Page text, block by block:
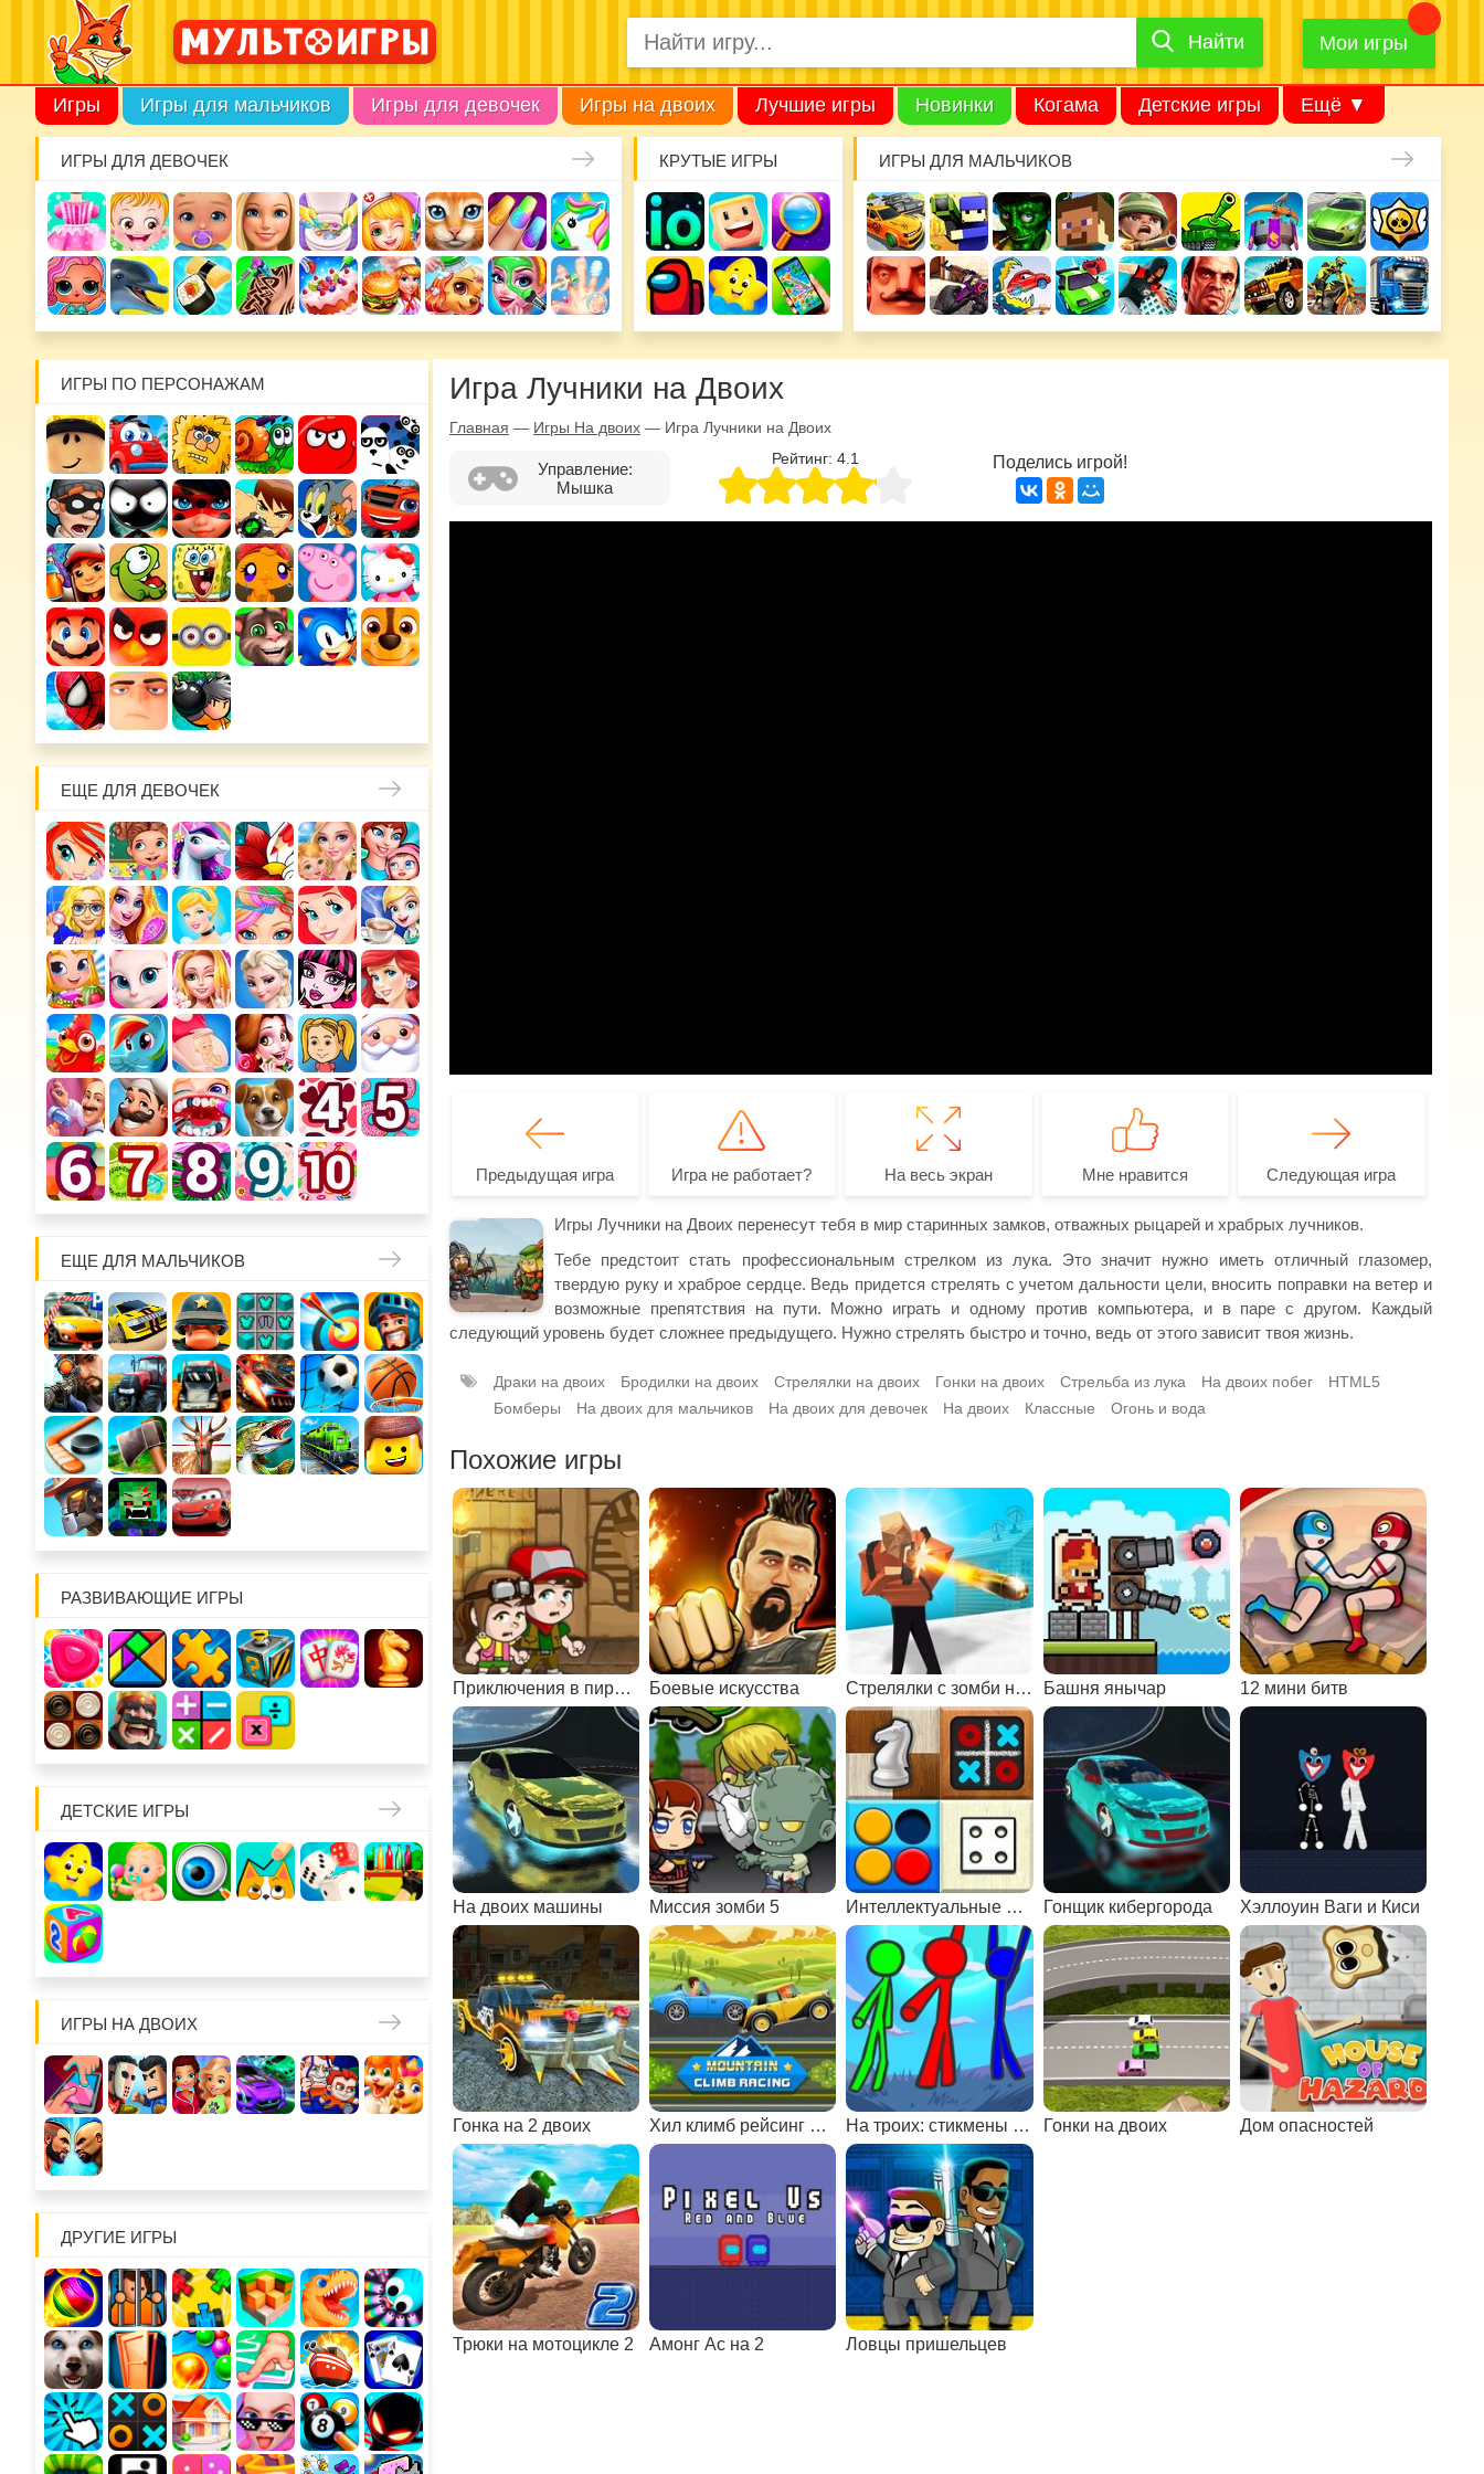
Найти
Найти Мои игры
Игры Игры для мальчиков Игры для девочек Игры на двоих Лучшие игры Новинки Когама Детские игры Ещё ▼
ИГРЫ ДЛЯ ДЕВОЧЕК КРУТЫЕ ИГРЫ ИГРЫ ДЛЯ МАЛЬЧИКОВ
ИГРЫ ПО ПЕРСОНАЖАМ
ЕЩЕ ДЛЯ ДЕВОЧЕК
ЕЩЕ ДЛЯ МАЛЬЧИКОВ
РАЗВИВАЮЩИЕ ИГРЫ
ДЕТСКИЕ ИГРЫ
ИГРЫ НА ДВОИХ
ДРУГИЕ ИГРЫ
Игра Лучники на Двоих
Главная — Игры На двоих — Игра Лучники на Двоих
Управление:
Мышка
Рейтинг: 4.1 Поделись игрой!
Предыдущая игра Игра не работает? На весь экран Мне нравится Следующая игра
Игры Лучники на Двоих перенесут тебя в мир старинных замков, отважных рыцарей и храбрых лучников.
Тебе предстоит стать профессиональным стрелком из лука. Это значит нужно иметь отличный глазомер,
твердую руку и храброе сердце. Ведь придется стрелять с учетом дальности цели, вносить поправки на ветер и
возможные препятствия на пути. Можно играть и одному против компьютера, и в паре с другом. Каждый
следующий уровень будет сложнее предыдущего. Нужно стрелять быстро и точно, ведь от этого зависит твоя жизнь.
Драки на двоих Бродилки на двоих Стрелялки на двоих Гонки на двоих Стрельба из лука На двоих побег
HTML5
Бомберы
На двоих для мальчиков На двоих для девочек На двоих Классные Огонь и вода
Похожие игры
Приключения в пирамиде Боевые искусства Стрелялки с зомби на двоих Башня янычар 12 мини битв
На двоих машины Миссия зомби 5 Интеллектуальные на двоих Гонщик кибергорода Хэллоуин Ваги и Киси
Гонка на 2 двоих Хил климб рейсинг на двоих На троих: стикмены на фруктовом острове 2 Гонки на двоих Дом опасностей
Трюки на мотоцикле 2 Амонг Ас на 2 Ловцы пришельцев